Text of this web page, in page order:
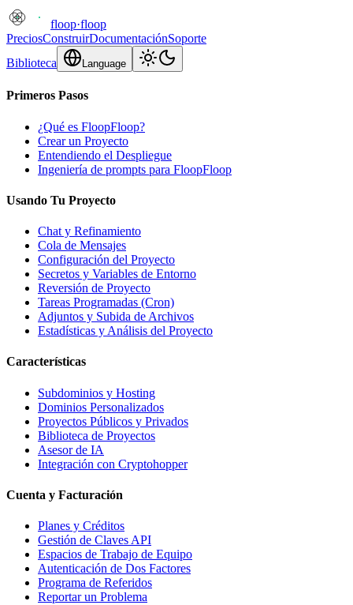
floop·floop
PreciosConstruirDocumentaciónSoporte
Biblioteca
Language
Primeros Pasos
¿Qué es FloopFloop?
Crear un Proyecto
Entendiendo el Despliegue
Ingeniería de prompts para FloopFloop
Usando Tu Proyecto
Chat y Refinamiento
Cola de Mensajes
Configuración del Proyecto
Secretos y Variables de Entorno
Reversión de Proyecto
Tareas Programadas (Cron)
Adjuntos y Subida de Archivos
Estadísticas y Análisis del Proyecto
Características
Subdominios y Hosting
Dominios Personalizados
Proyectos Públicos y Privados
Biblioteca de Proyectos
Asesor de IA
Integración con Cryptohopper
Cuenta y Facturación
Planes y Créditos
Gestión de Claves API
Espacios de Trabajo de Equipo
Autenticación de Dos Factores
Programa de Referidos
Reportar un Problema